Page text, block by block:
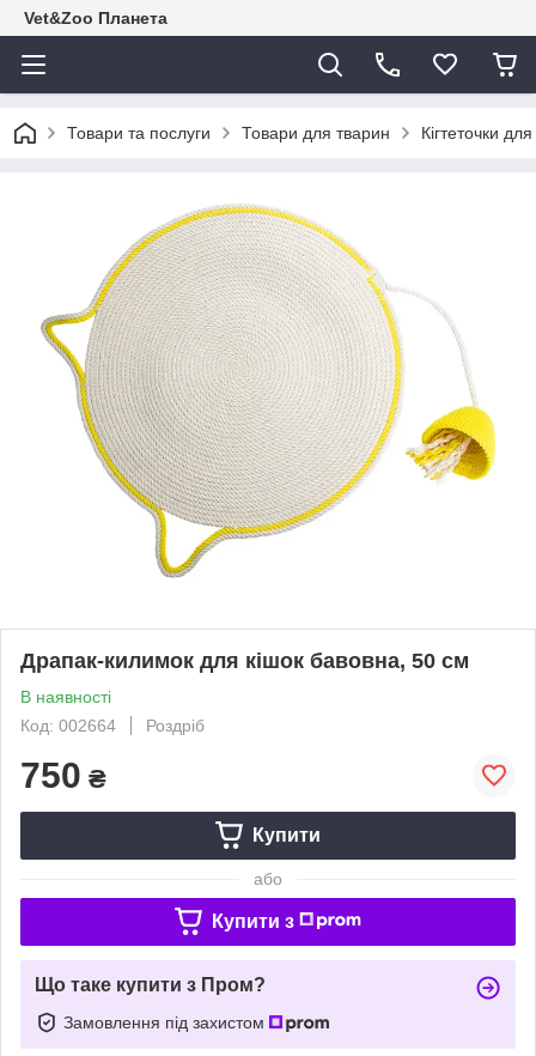
Vet&Zoo Планета
Товари та послуги Товари для тварин Кігтеточки
Драпак-килимок для кішок бавовна, 50 см
В наявності
Код: 002664
Роздріб
750 ₴
Купити
або
Купити з
Що таке купити з Пром?
Замовлення під захистом